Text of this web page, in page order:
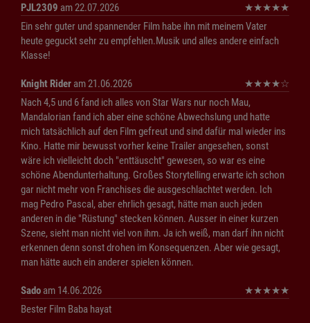
PJL2309 am 22.07.2026 ★★★★★
Ein sehr guter und spannender Film habe ihn mit meinem Vater
heute geguckt sehr zu empfehlen.Musik und alles andere einfach
Klasse!
Knight Rider am 21.06.2026 ★★★★☆
Nach 4,5 und 6 fand ich alles von Star Wars nur noch Mau,
Mandalorian fand ich aber eine schöne Abwechslung und hatte
mich tatsächlich auf den Film gefreut und sind dafür mal wieder ins
Kino. Hatte mir bewusst vorher keine Trailer angesehen, sonst
wäre ich vielleicht doch "enttäuscht" gewesen, so war es eine
schöne Abendunterhaltung. Großes Storytelling erwarte ich schon
gar nicht mehr von Franchises die ausgeschlachtet werden. Ich
mag Pedro Pascal, aber ehrlich gesagt, hätte man auch jeden
anderen in die "Rüstung" stecken können. Ausser in einer kurzen
Szene, sieht man nicht viel von ihm. Ja ich weiß, man darf ihn nicht
erkennen denn sonst drohen im Konsequenzen. Aber wie gesagt,
man hätte auch ein anderer spielen können.
Sado am 14.06.2026 ★★★★★
Bester Film Baba hayat